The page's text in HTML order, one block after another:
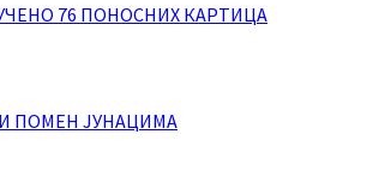
76 ПОНОСНИХ КАРТИЦА
ПОМЕН ЈУНАЦИМА